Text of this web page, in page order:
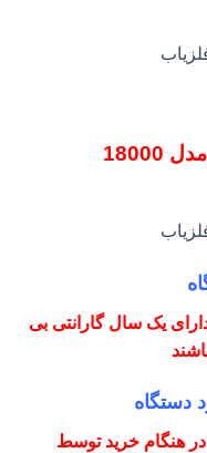
یک سال گارانتی بی
دستگاه
هنگام خرید توسط